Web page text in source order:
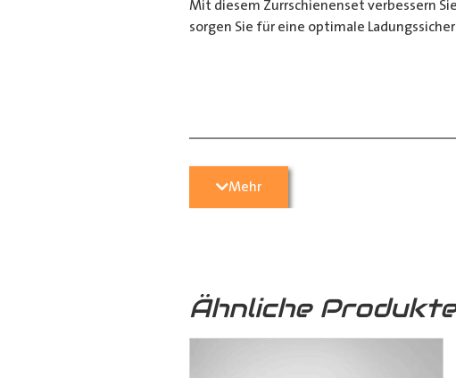
Mit diesem Zurrschienenset verbessern
sorgen Sie für eine optimale
Bei Fragen stehen wir Ihnen gerne zur
Hilfreiche Montageanleitungen und
Mehr
Ähnliche Produkte